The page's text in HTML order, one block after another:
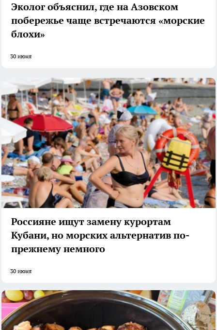
Эколог объяснил, где на Азовском
побережье чаще встречаются «морские
блохи»
30 июня
Россияне ищут замену курортам
Кубани, но морских альтернатив по-
прежнему немного
30 июня